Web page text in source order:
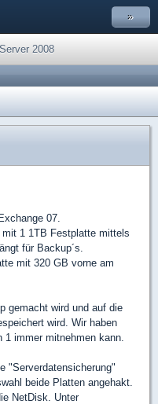
»
2008
07.
1 1TB Festplatte mittels
für Backup´s.
mit 320 GB vorne am
gemacht wird und auf die
wird. Wir haben
immer mitnehmen kann.
"Serverdatensicherung"
beide Platten angehakt.
NetDisk. Unter